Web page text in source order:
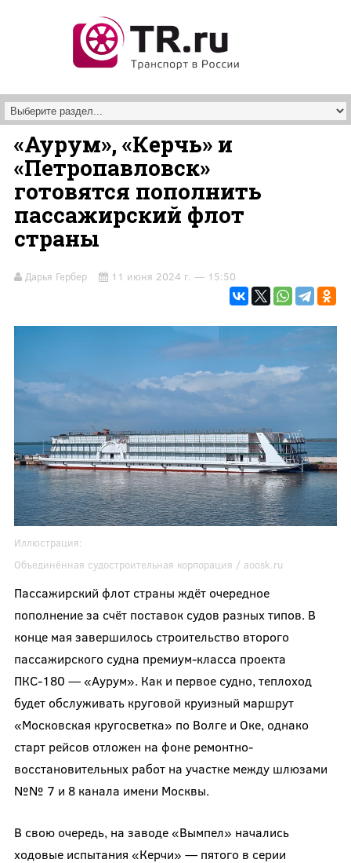
«Аурум», «Керчь» и
«Петропавловск»
готовятся пополнить
пассажирский флот
страны
Дарья Гербер 11 июня 2024 г. — 15:50
Иллюстрация:
Объединённая судостроительная корпорация / aoosk.ru
Пассажирский флот страны ждёт очередное
пополнение за счёт поставок судов разных типов. В
конце мая завершилось строительство второго
пассажирского судна премиум-класса проекта
ПКС-180 — «Аурум». Как и первое судно, теплоход
будет обслуживать круговой круизный маршрут
«Московская кругосветка» по Волге и Оке, однако
старт рейсов отложен на фоне ремонтно-
восстановительных работ на участке между шлюзами
№№ 7 и 8 канала имени Москвы.
В свою очередь, на заводе «Вымпел» начались
ходовые испытания «Керчи» — пятого в серии